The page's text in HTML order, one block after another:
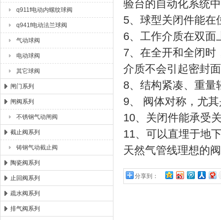
q911f电动内螺纹球阀
q941f电动法兰球阀
气动球阀
电动球阀
其它球阀
闸门系列
闸阀系列
不锈钢气动闸阀
截止阀系列
铸钢气动截止阀
陶瓷阀系列
止回阀系列
疏水阀系列
排气阀系列
验台的自动化系统
5、球型关闭件能在
6、工作介质在双面
7、在全开和全闭时
介质不会引起密封
8、结构紧凑、重量
9、 阀体对称，尤
10、关闭件能承受
11、可以直埋于地
天然气管线理想的
分享到：